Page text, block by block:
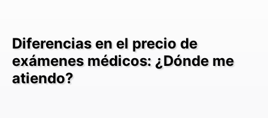
Diferencias en el precio de
exámenes médicos: ¿Dónde me
atiendo?